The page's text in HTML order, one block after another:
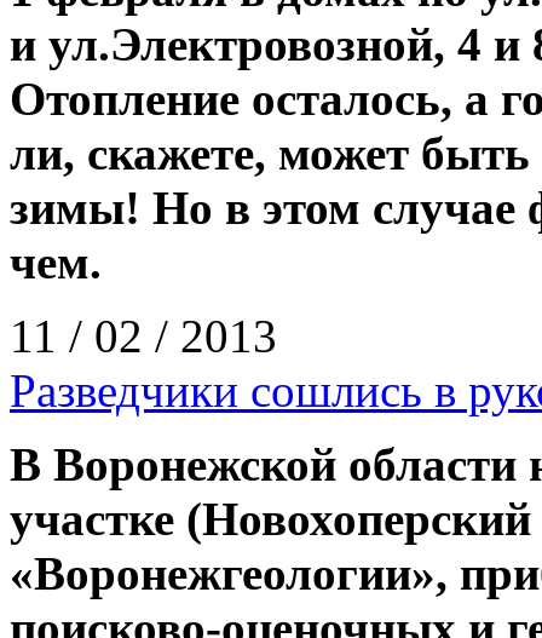
и ул.Электровозной, 4 и
Отопление осталось, а
ли, скажете, может быть
зимы! Но в этом случае
чем.
11 / 02 / 2013
Разведчики сошлись в
В Воронежской
участке
«Воронежгеологии»,
поисково-оценочных и